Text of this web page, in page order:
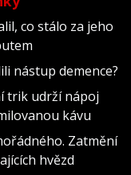
co stálo za jeho
nástup demence?
trik udrží nápoj
kávu
Zatmění
hvězd